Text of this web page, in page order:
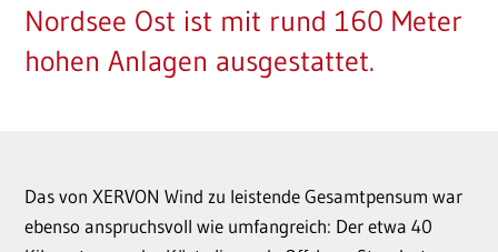
Nordsee Ost ist mit rund 160 Meter
hohen Anlagen ausgestattet.
Das von XERVON Wind zu leistende Gesamtpensum war
ebenso anspruchsvoll wie umfangreich: Der etwa 40